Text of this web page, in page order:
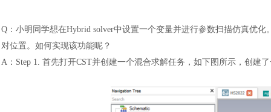
Q：小明同学想在Hybrid solver中设置一个变量并进行参数扫描仿真优
对位置。如何实现该功能呢？
A：Step 1. 首先打开CST并创建一个混合求解任务，如下图所示，创建